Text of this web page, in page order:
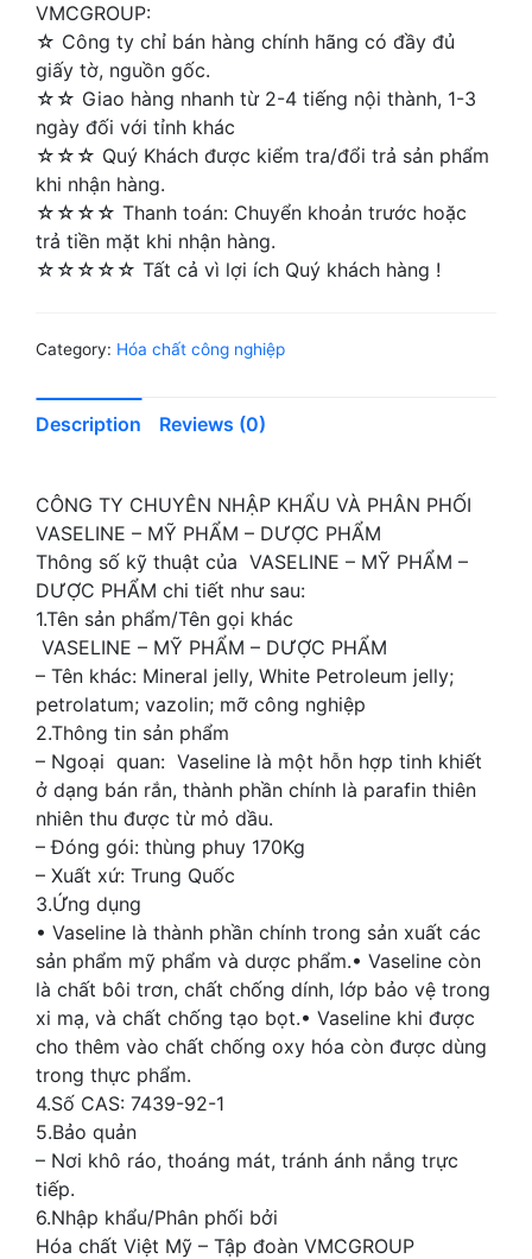
VMCGROUP:
☆ Công ty chỉ bán hàng chính hãng có đầy đủ
giấy tờ, nguồn gốc.
☆☆ Giao hàng nhanh từ 2-4 tiếng nội thành, 1-3
ngày đối với tỉnh khác
☆☆☆ Quý Khách được kiểm tra/đổi trả sản phẩm
khi nhận hàng.
☆☆☆☆ Thanh toán: Chuyển khoản trước hoặc
trả tiền mặt khi nhận hàng.
☆☆☆☆☆ Tất cả vì lợi ích Quý khách hàng !
Category: Hóa chất công nghiệp
Description Reviews (0)
CÔNG TY CHUYÊN NHẬP KHẨU VÀ PHÂN PHỐI
VASELINE – MỸ PHẨM – DƯỢC PHẨM
Thông số kỹ thuật của VASELINE – MỸ PHẨM –
DƯỢC PHẨM chi tiết như sau:
1.Tên sản phẩm/Tên gọi khác
VASELINE – MỸ PHẨM – DƯỢC PHẨM
– Tên khác: Mineral jelly, White Petroleum jelly;
petrolatum; vazolin; mỡ công nghiệp
2.Thông tin sản phẩm
– Ngoại quan: Vaseline là một hỗn hợp tinh khiết
ở dạng bán rắn, thành phần chính là parafin thiên
nhiên thu được từ mỏ dầu.
– Đóng gói: thùng phuy 170Kg
– Xuất xứ: Trung Quốc
3.Ứng dụng
• Vaseline là thành phần chính trong sản xuất các
sản phẩm mỹ phẩm và dược phẩm.• Vaseline còn
là chất bôi trơn, chất chống dính, lớp bảo vệ trong
xi mạ, và chất chống tạo bọt.• Vaseline khi được
cho thêm vào chất chống oxy hóa còn được dùng
trong thực phẩm.
4.Số CAS: 7439-92-1
5.Bảo quản
– Nơi khô ráo, thoáng mát, tránh ánh nắng trực
tiếp.
6.Nhập khẩu/Phân phối bởi
Hóa chất Việt Mỹ – Tập đoàn VMCGROUP